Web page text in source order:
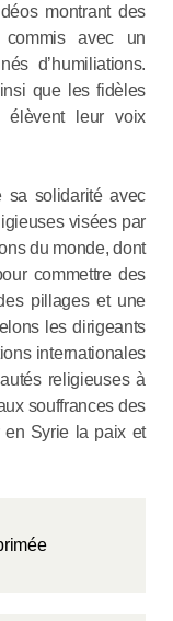
montrant des
commis avec un
d’humiliations.
que les fidèles
élèvent leur voix
sa solidarité avec
visées par
du monde, dont
commettre des
pillages et une
les dirigeants
internationales
religieuses à
souffrances des
en Syrie la paix et